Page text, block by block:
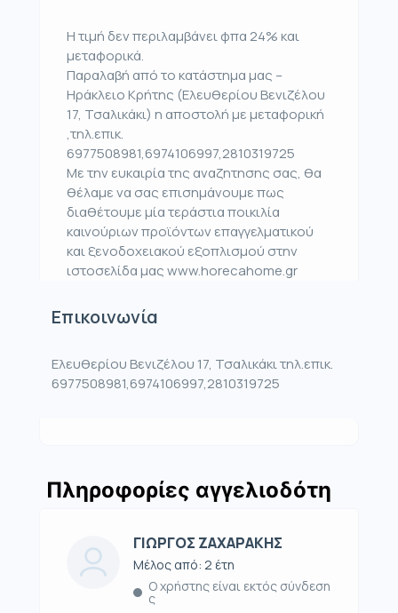
Η τιμή δεν περιλαμβάνει φπα 24% και
μεταφορικά.
Παραλαβή από το κατάστημα μας –
Ηράκλειο Κρήτης (Ελευθερίου Βενιζέλου
17, Τσαλικάκι) η αποστολή με μεταφορική
,τηλ.επικ.
6977508981,6974106997,2810319725
Με την ευκαιρία της αναζητησης σας, θα
θέλαμε να σας επισημάνουμε πως
διαθέτουμε μία τεράστια ποικιλία
καινούριων προϊόντων επαγγελματικού
και ξενοδοχειακού εξοπλισμού στην
ιστοσελίδα μας www.horecahome.gr
Επικοινωνία
Ελευθερίου Βενιζέλου 17, Τσαλικάκι τηλ.επικ.
6977508981,6974106997,2810319725
Πληροφορίες αγγελιοδότη
ΓΙΩΡΓΟΣ ΖΑΧΑΡΑΚΗΣ
Μέλος από: 2 έτη
Ο χρήστης είναι εκτός σύνδεση
ς